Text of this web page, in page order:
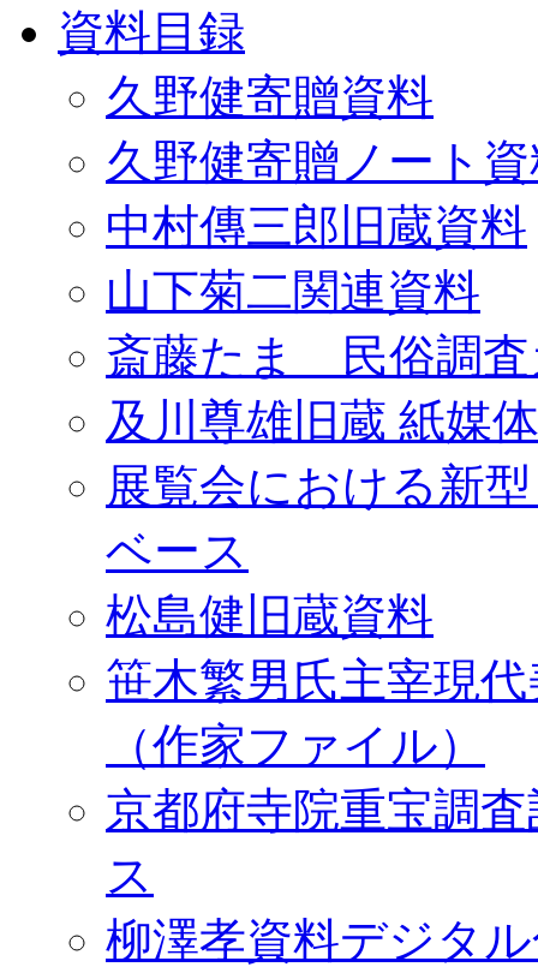
資料目録
久野健寄贈資料
久野健寄贈ノート
中村傳三郎旧蔵資料
山下菊二関連資料
斎藤たま 民俗調査
及川尊雄旧蔵 紙媒
展覧会における新
ベース
松島健旧蔵資料
笹木繁男氏主宰現
（作家ファイル）
京都府寺院重宝調
ス
柳澤孝資料デジタ